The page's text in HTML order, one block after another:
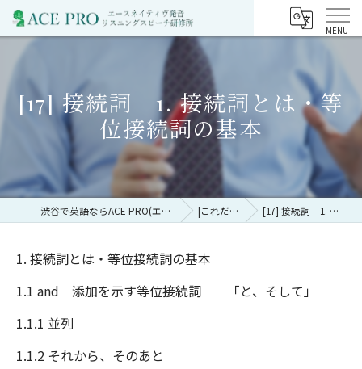
[17] 接続詞 1. 接続詞とは・等
位接続詞の基本
渋谷で英語ならACE PRO(エースネイティヴ発音リスニングスピーチ研修所) |これだけやろう英文法 [17] 接続詞 1. 接続詞とは・等位接続詞の基本
1. 接続詞とは・等位接続詞の基本
1.1 and 添加を示す等位接続詞 「と、そして」
1.1.1 並列
1.1.2 それから、そのあと